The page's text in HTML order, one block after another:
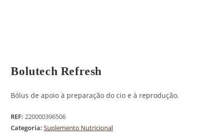
Bolutech Refresh
Bólus de apoio à preparação do cio e à reprodução.
REF:220000396506
Categoria:Suplemento Nutricional